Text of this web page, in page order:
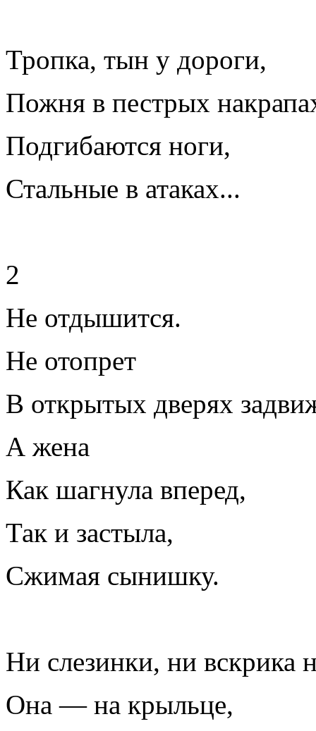
Тропка, тын у дороги,
Пожня в пестрых
Подгибаются ноги,
Стальные в атаках...
2
Не отдышится.
Не отопрет
В открытых дверях
А жена
Как шагнула вперед,
Так и застыла,
Сжимая сынишку.
Ни слезинки, ни вскрика
Она — на крыльце,